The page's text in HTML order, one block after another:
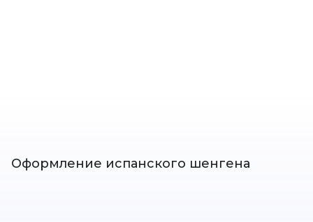
Оформление испанского шенгена